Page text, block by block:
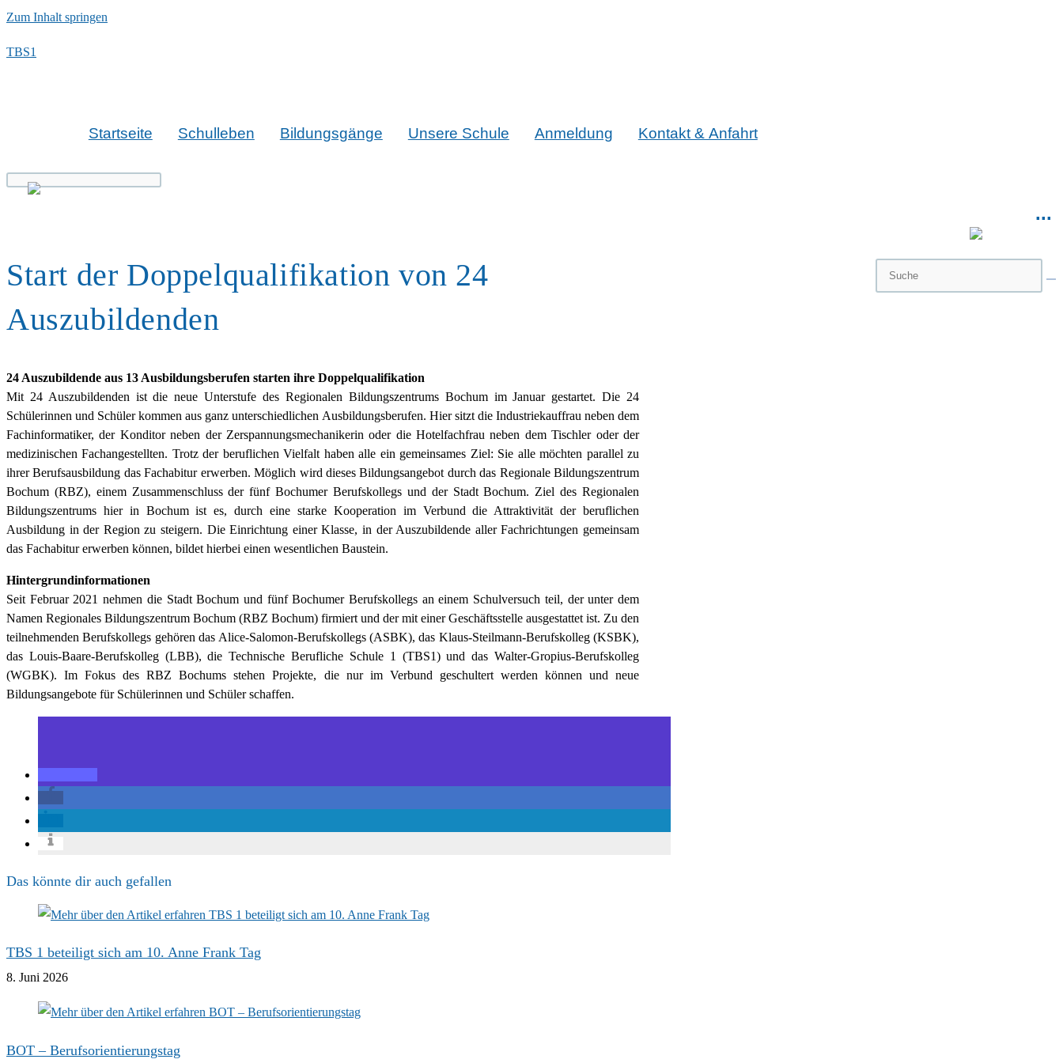
Zum Inhalt springen
TBS1
Startseite Schulleben Bildungsgänge Unsere Schule Anmeldung Kontakt & Anfahrt
...
Start der Doppelqualifikation von 24
Auszubildenden
24 Auszubildende aus 13 Ausbildungsberufen starten ihre Doppelqualifikation
Mit 24 Auszubildenden ist die neue Unterstufe des Regionalen Bildungszentrums Bochum im Januar gestartet. Die 24
Schülerinnen und Schüler kommen aus ganz unterschiedlichen Ausbildungsberufen. Hier sitzt die Industriekauffrau neben dem
Fachinformatiker, der Konditor neben der Zerspannungsmechanikerin oder die Hotelfachfrau neben dem Tischler oder der
medizinischen Fachangestellten. Trotz der beruflichen Vielfalt haben alle ein gemeinsames Ziel: Sie alle möchten parallel zu
ihrer Berufsausbildung das Fachabitur erwerben. Möglich wird dieses Bildungsangebot durch das Regionale Bildungszentrum
Bochum (RBZ), einem Zusammenschluss der fünf Bochumer Berufskollegs und der Stadt Bochum. Ziel des Regionalen
Bildungszentrums hier in Bochum ist es, durch eine starke Kooperation im Verbund die Attraktivität der beruflichen
Ausbildung in der Region zu steigern. Die Einrichtung einer Klasse, in der Auszubildende aller Fachrichtungen gemeinsam
das Fachabitur erwerben können, bildet hierbei einen wesentlichen Baustein.
Hintergrundinformationen
Seit Februar 2021 nehmen die Stadt Bochum und fünf Bochumer Berufskollegs an einem Schulversuch teil, der unter dem
Namen Regionales Bildungszentrum Bochum (RBZ Bochum) firmiert und der mit einer Geschäftsstelle ausgestattet ist. Zu den
teilnehmenden Berufskollegs gehören das Alice-Salomon-Berufskollegs (ASBK), das Klaus-Steilmann-Berufskolleg (KSBK),
das Louis-Baare-Berufskolleg (LBB), die Technische Berufliche Schule 1 (TBS1) und das Walter-Gropius-Berufskolleg
(WGBK). Im Fokus des RBZ Bochums stehen Projekte, die nur im Verbund geschultert werden können und neue
Bildungsangebote für Schülerinnen und Schüler schaffen.
Das könnte dir auch gefallen
TBS 1 beteiligt sich am 10. Anne Frank Tag
8. Juni 2026
BOT – Berufsorientierungstag